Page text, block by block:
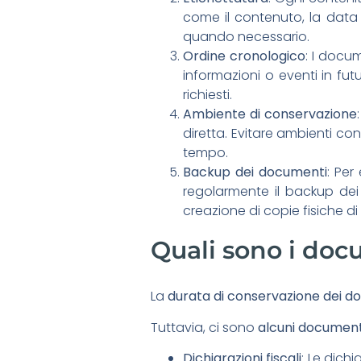
come il contenuto, la
quando necessario.
Ordine cronologico: I
informazioni o eventi in
richiesti.
Ambiente di conservazione
diretta. Evitare ambienti
tempo.
Backup dei documenti:
regolarmente il backup
creazione di copie fisiche di
Quali sono i
La durata di conservazione dei
Tuttavia, ci sono alcuni